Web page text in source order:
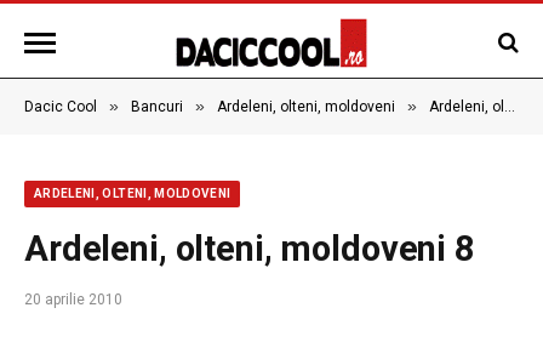
Dacic Cool » Bancuri » Ardeleni, olteni, moldoveni » Ardeleni, olteni, moldoveni 8
ARDELENI, OLTENI, MOLDOVENI
Ardeleni, olteni, moldoveni 8
20 aprilie 2010